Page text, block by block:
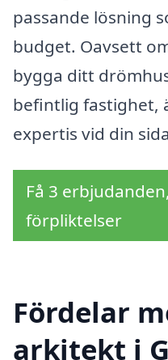
passande lösning
budget. Oavsett
bygga ditt
befintlig fastighet,
expertis vid din
Få 3
förpliktelser
Fördelar
arkitekt i